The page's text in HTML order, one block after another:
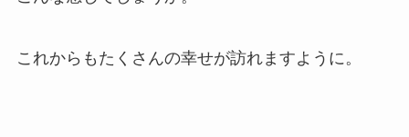
これからもたくさんの幸せが訪れますように。